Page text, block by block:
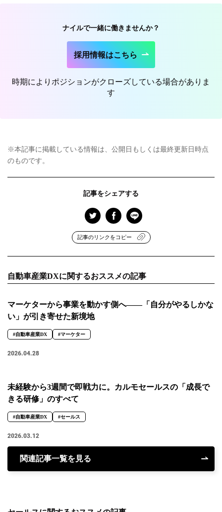
ナイルで一緒に働きませんか？
採用情報はこちら
時期によりポジションがクローズしている場合がありま
す
※本記事に掲載している情報は、公開日もしくは最終更新日時点
のものです。
記事をシェアする
記事のリンクをコピー
自動車産業DXに関するおススメの記事
マーケターから事業を動かす側へ――「自分がやるしかな
い」が引き寄せた新境地
#自動車産業DX #マーケター
2026.04.28
未経験から3週間で即戦力に。カルモセールスの「成長で
きる研修」のすべて
#自動車産業DX #セールス
2026.03.12
関連記事一覧を見る